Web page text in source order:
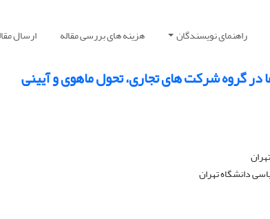
راهنمای نویسندگان هزینه های بررسی مقاله ارسال
گروه شرکت های تجاری، تحول ماهوی و آیینی
دانشگاه تهران